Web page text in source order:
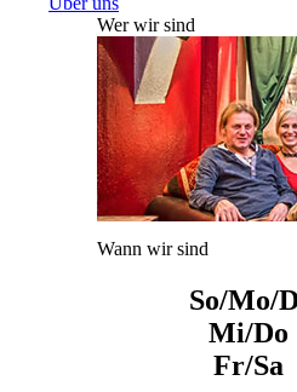
Wer wir sind
Wann wir sind
So/Mo/
Mi/Do
Fr/Sa